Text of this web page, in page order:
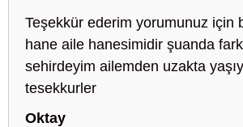
Teşekkür ederim yorumunuz için
hane aile hanesimidir şuanda
sehirdeyim ailemden uzakta
tesekkurler
Oktay